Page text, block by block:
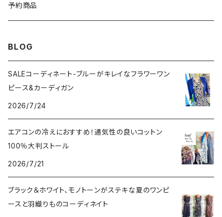
ブレスレット・バングル
予約商品
BLOG
SALEコーディネート-ブルーがキレイなフラワーワン
ピース&カーディガン
2026/7/24
エアコンの冷えにおすすめ！通気性の良いコットン
100％大判ストール
2026/7/21
ブラック＆ホワイト、モノトーンがステキな夏のワンピ
ースと羽織りものコーディネイト